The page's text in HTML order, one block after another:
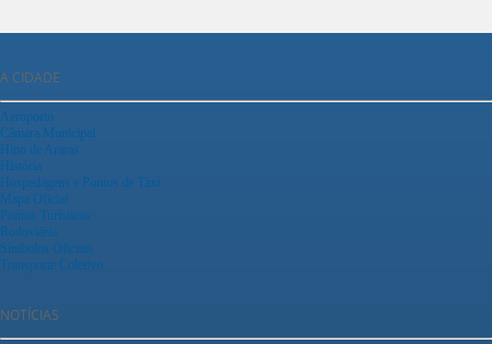
A CIDADE
Aeroporto
Câmara Municipal
Hino de Araras
História
Hospedagens e Pontos de Táxi
Mapa Oficial
Pontos Turísticos
Rodoviária
Símbolos Oficiais
Transporte Coletivo
NOTÍCIAS